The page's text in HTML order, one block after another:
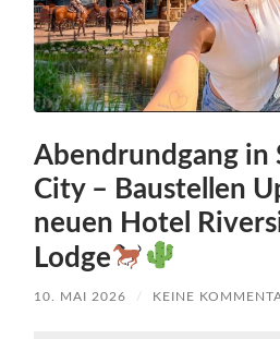
Abendrundgang in
City – Baustellen
neuen Hotel
Lodge
10. MAI 2026 / KEINE